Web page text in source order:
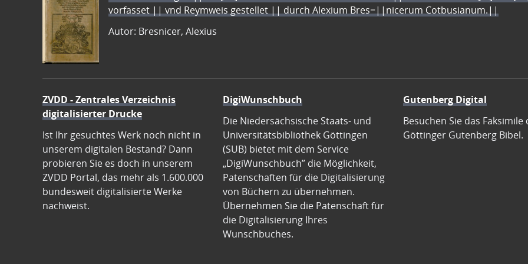
vorfasset || vnd Reymweis gestellet || durch Alexium Bres=||nicerum Cotbusianum.||
Autor: Bresnicer, Alexius
ZVDD - Zentrales Verzeichnis
digitalisierter Drucke
Ist Ihr gesuchtes Werk noch nicht in
unserem digitalen Bestand? Dann
probieren Sie es doch in unserem
ZVDD Portal, das mehr als 1.600.000
bundesweit digitalisierte Werke
nachweist.
DigiWunschbuch
Die Niedersächsische Staats- und
Universitätsbibliothek Göttingen
(SUB) bietet mit dem Service
„DigiWunschbuch” die Möglichkeit,
Patenschaften für die Digitalisierung
von Büchern zu übernehmen.
Übernehmen Sie die Patenschaft für
die Digitalisierung Ihres
Wunschbuches.
Gutenberg Digital
Besuchen Sie das Faksimile
Göttinger Gutenberg Bibel.